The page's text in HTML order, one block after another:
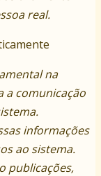
real.
na
a comunicação
informações
ao sistema.
publicações,